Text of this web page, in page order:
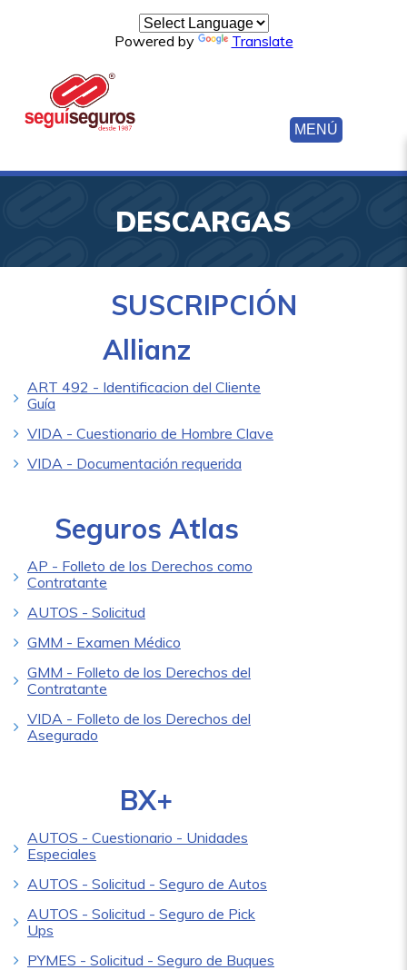
Powered by Translate
MENÚ
DESCARGAS
SUSCRIPCIÓN
Allianz
ART 492 - Identificacion del Cliente
Guía
VIDA - Cuestionario de Hombre Clave
VIDA - Documentación requerida
Seguros Atlas
AP - Folleto de los Derechos como
Contratante
AUTOS - Solicitud
GMM - Examen Médico
GMM - Folleto de los Derechos del
Contratante
VIDA - Folleto de los Derechos del
Asegurado
BX+
AUTOS - Cuestionario - Unidades
Especiales
AUTOS - Solicitud - Seguro de Autos
AUTOS - Solicitud - Seguro de Pick
Ups
PYMES - Solicitud - Seguro de Buques